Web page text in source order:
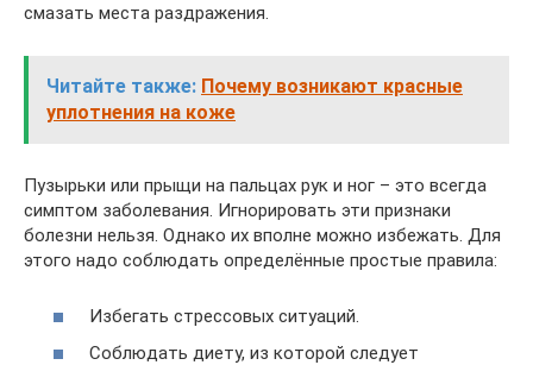
смазать места раздражения.
Читайте также: Почему возникают красные
уплотнения на коже
Пузырьки или прыщи на пальцах рук и ног – это всегда
симптом заболевания. Игнорировать эти признаки
болезни нельзя. Однако их вполне можно избежать. Для
этого надо соблюдать определённые простые правила:
Избегать стрессовых ситуаций.
Соблюдать диету, из которой следует